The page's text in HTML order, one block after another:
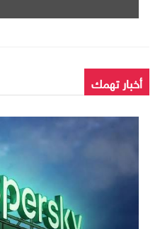
أخبار تهمك